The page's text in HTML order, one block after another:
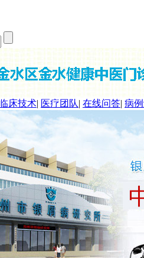
临床技术| 医疗团队| 在线问答| 病